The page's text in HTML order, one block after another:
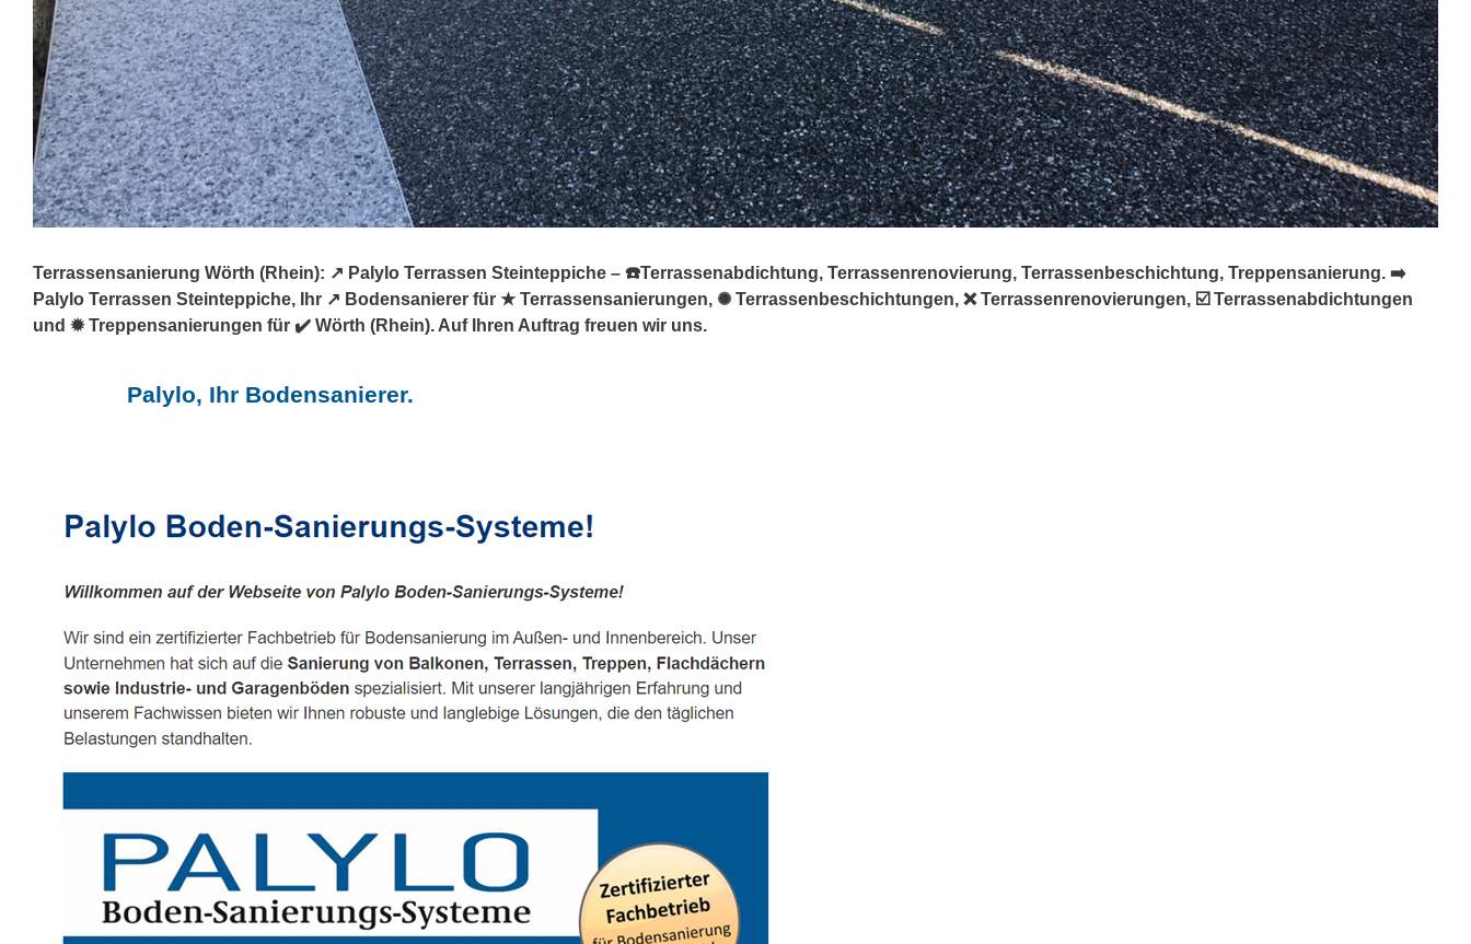
Terrassensanierung Wörth (Rhein): ↗️ Palylo Terrassen Steinteppiche – ☎️Terrassenabdichtung, Terrassenrenovierung, Terrassenbeschichtung, Treppensanierung. ➡️
Palylo Terrassen Steinteppiche, Ihr ↗️ Bodensanierer für ★ Terrassensanierungen, ✺ Terrassenbeschichtungen, ❌ Terrassenrenovierungen, ☑️ Terrassenabdichtungen
und ✹ Treppensanierungen für ✔️ Wörth (Rhein). Auf Ihren Auftrag freuen wir uns.
Palylo, Ihr Bodensanierer.